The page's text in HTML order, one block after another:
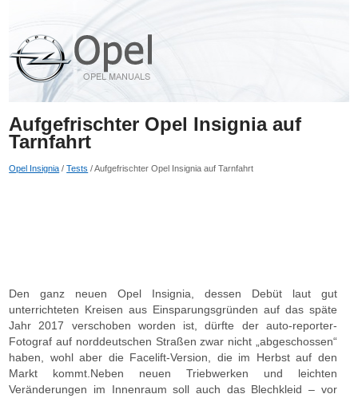
Aufgefrischter Opel Insignia auf
Tarnfahrt
Opel Insignia /Tests / Aufgefrischter Opel Insignia auf Tarnfahrt
Den ganz neuen Opel Insignia, dessen Debüt laut gut
unterrichteten Kreisen aus Einsparungsgründen auf das späte
Jahr 2017 verschoben worden ist, dürfte der auto-reporter-
Fotograf auf norddeutschen Straßen zwar nicht „abgeschossen“
haben, wohl aber die Facelift-Version, die im Herbst auf den
Markt kommt.Neben neuen Triebwerken und leichten
Veränderungen im Innenraum soll auch das Blechkleid – vor